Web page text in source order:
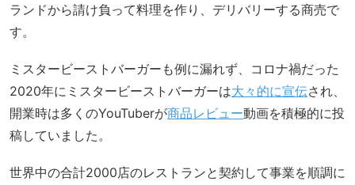
ランドから請け負って料理を作り、デリバリーする商売で
す。
ミスタービーストバーガーも例に漏れず、コロナ禍だった
2020年にミスタービーストバーガーは大々的に宣伝され、
開業時は多くのYouTuberが商品レビュー動画を積極的に投
稿していました。
世界中の合計2000店のレストランと契約して事業を順調に